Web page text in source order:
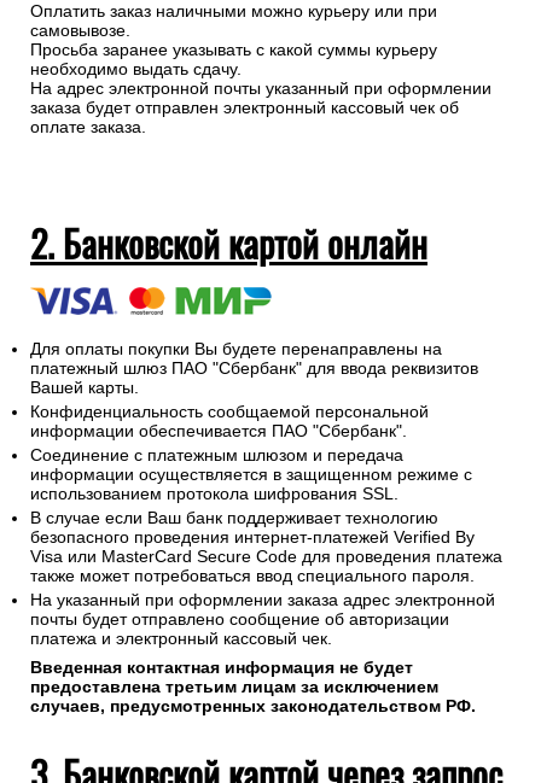
Оплатить заказ наличными можно курьеру или при
самовывозе.
Просьба заранее указывать с какой суммы курьеру
необходимо выдать сдачу.
На адрес электронной почты указанный при оформлении
заказа будет отправлен электронный кассовый чек об
оплате заказа.
2. Банковской картой онлайн
Для оплаты покупки Вы будете перенаправлены на
платежный шлюз ПАО "Сбербанк" для ввода реквизитов
Вашей карты.
Конфиденциальность сообщаемой персональной
информации обеспечивается ПАО "Сбербанк".
Соединение с платежным шлюзом и передача
информации осуществляется в защищенном режиме с
использованием протокола шифрования SSL.
В случае если Ваш банк поддерживает технологию
безопасного проведения интернет-платежей Verified By
Visa или MasterCard Secure Code для проведения платежа
также может потребоваться ввод специального пароля.
На указанный при оформлении заказа адрес электронной
почты будет отправлено сообщение об авторизации
платежа и электронный кассовый чек.
Введенная контактная информация не будет
предоставлена третьим лицам за исключением
случаев, предусмотренных законодательством РФ.